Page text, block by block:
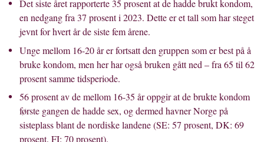
Det siste året rapporterte 35 prosent at de hadde brukt kondom,
en nedgang fra 37 prosent i 2023. Dette er et tall som har steget
jevnt for hvert år de siste fem årene.
Unge mellom 16-20 år er fortsatt den gruppen som er best på å
bruke kondom, men her har også bruken gått ned – fra 65 til 62
prosent samme tidsperiode.
56 prosent av de mellom 16-35 år oppgir at de brukte kondom
første gangen de hadde sex, og dermed havner Norge på
sisteplass blant de nordiske landene (SE: 57 prosent, DK: 69
prosent, FI: 70 prosent).